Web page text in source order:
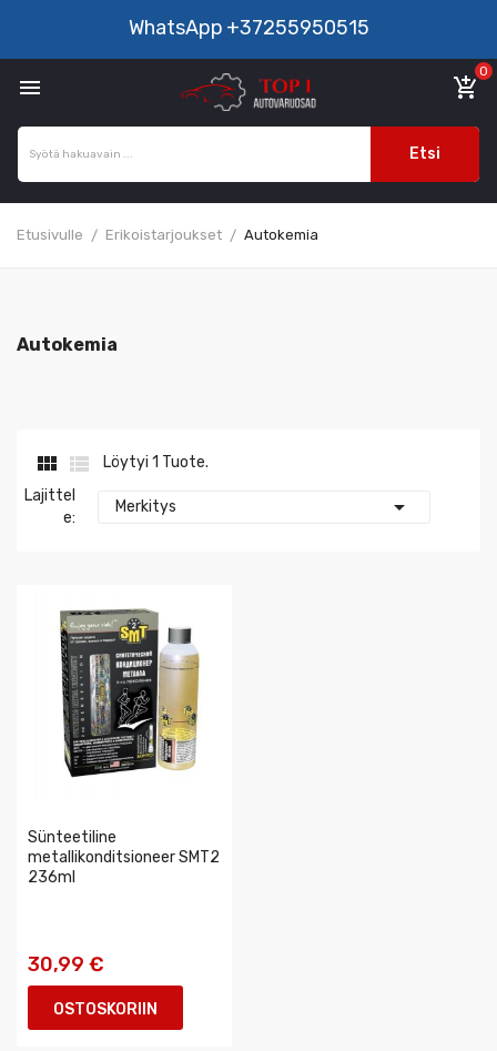
WhatsApp +37255950515
 add_shopping_cart
0
Etsi
Etusivulle Erikoistarjoukset Autokemia
Autokemia
 
Löytyi 1 Tuote.
Lajittel
E:
Merkitys 
Sünteetiline
metallikonditsioneer SMT2
236ml
30,99 €
OSTOSKORIIN